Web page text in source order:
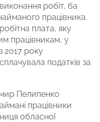
робіт, ба
працівника.
плата, яку
працівникам, у
2017 року
податків за
Пелипенко
працівники
обласної